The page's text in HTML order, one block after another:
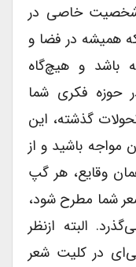
خاصی در
همیشه در فضا و
باشد و هیچ‌گاه
حوزه فکری شما
گذشته، این
باشید و از
وقایع، هر گپ
شما مطرح شود،
البته ازنظر
در کلیت شعر